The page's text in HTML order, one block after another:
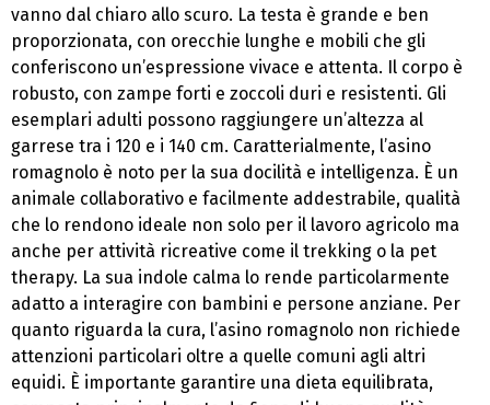
vanno dal chiaro allo scuro. La testa è grande e ben
proporzionata, con orecchie lunghe e mobili che gli
conferiscono un’espressione vivace e attenta. Il corpo è
robusto, con zampe forti e zoccoli duri e resistenti. Gli
esemplari adulti possono raggiungere un’altezza al
garrese tra i 120 e i 140 cm. Caratterialmente, l’asino
romagnolo è noto per la sua docilità e intelligenza. È un
animale collaborativo e facilmente addestrabile, qualità
che lo rendono ideale non solo per il lavoro agricolo ma
anche per attività ricreative come il trekking o la pet
therapy. La sua indole calma lo rende particolarmente
adatto a interagire con bambini e persone anziane. Per
quanto riguarda la cura, l’asino romagnolo non richiede
attenzioni particolari oltre a quelle comuni agli altri
equidi. È importante garantire una dieta equilibrata,